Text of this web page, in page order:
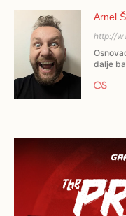
Arnel
http://
dalje